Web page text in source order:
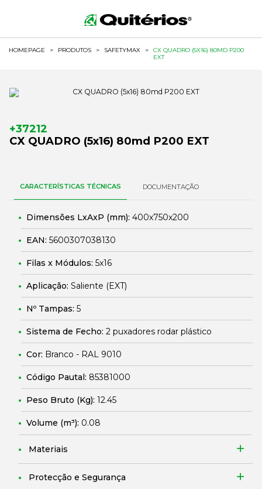
HOMEPAGE > PRODUTOS > SAFETYMAX >
CX QUADRO (5X16) 80MD P200
EXT
+37212
CX QUADRO (5x16) 80md P200 EXT
CARACTERÍSTICAS TÉCNICAS DOCUMENTAÇÃO
Dimensões LxAxP (mm): 400x750x200
EAN: 5600307038130
Filas x Módulos: 5x16
Aplicação: Saliente (EXT)
Nº Tampas: 5
Sistema de Fecho: 2 puxadores rodar plástico
Cor: Branco - RAL 9010
Código Pautal: 85381000
Peso Bruto (Kg): 12.45
Volume (m³): 0.08
Materiais
Protecção e Segurança